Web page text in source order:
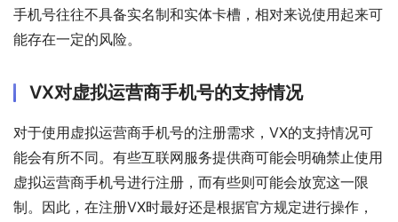
手机号往往不具备实名制和实体卡槽，相对来说使用起来可
能存在一定的风险。
VX对虚拟运营商手机号的支持情况
对于使用虚拟运营商手机号的注册需求，VX的支持情况可
能会有所不同。有些互联网服务提供商可能会明确禁止使用
虚拟运营商手机号进行注册，而有些则可能会放宽这一限
制。因此，在注册VX时最好还是根据官方规定进行操作，